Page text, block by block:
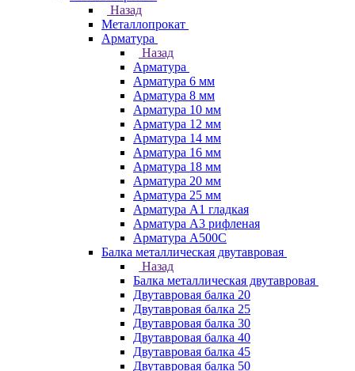
Назад
Металлопрокат
Арматура
Назад
Арматура
Арматура 6 мм
Арматура 8 мм
Арматура 10 мм
Арматура 12 мм
Арматура 14 мм
Арматура 16 мм
Арматура 18 мм
Арматура 20 мм
Арматура 25 мм
Арматура А1 гладкая
Арматура А3 рифленая
Арматура А500С
Балка металлическая двутавровая
Назад
Балка металлическая двутавровая
Двутавровая балка 20
Двутавровая балка 25
Двутавровая балка 30
Двутавровая балка 40
Двутавровая балка 45
Двутавровая балка 50